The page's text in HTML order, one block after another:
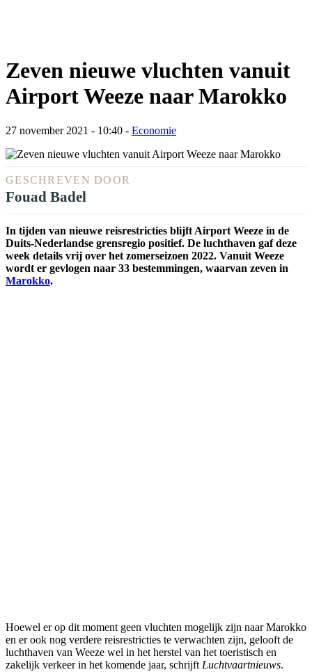
Zeven nieuwe vluchten vanuit
Airport Weeze naar Marokko
27 november 2021 - 10:40 - Economie
GESCHREVEN DOOR
Fouad Badel
In tijden van nieuwe reisrestricties blijft Airport Weeze in de
Duits-Nederlandse grensregio positief. De luchthaven gaf deze
week details vrij over het zomerseizoen 2022. Vanuit Weeze
wordt er gevlogen naar 33 bestemmingen, waarvan zeven in
Marokko.
Hoewel er op dit moment geen vluchten mogelijk zijn naar Marokko
en er ook nog verdere reisrestricties te verwachten zijn, gelooft de
luchthaven van Weeze wel in het herstel van het toeristisch en
zakelijk verkeer in het komende jaar, schrijft Luchtvaartnieuws.